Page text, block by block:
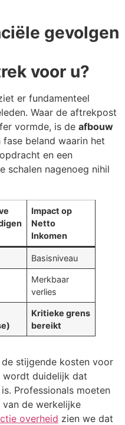
gevolgen
voor u?
er fundamenteel
Waar de aftrekpost
vormde, is de afbouw
fase beland waarin het
en een
schalen nagenoeg nihil
Impact op
Netto
Inkomen
Basisniveau
Merkbaar
verlies
Kritieke grens
bereikt
stijgende kosten voor
wordt duidelijk dat
Professionals moeten
de werkelijke
overheid zien we dat